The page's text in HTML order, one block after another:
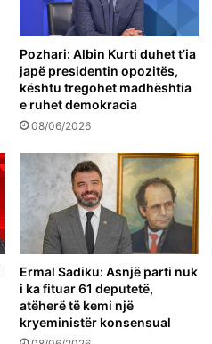
Pozhari: Albin Kurti duhet t’ia
japë presidentin opozitës,
kështu tregohet madhështia
e ruhet demokracia
08/06/2026
Ermal Sadiku: Asnjë parti nuk
i ka fituar 61 deputetë,
atëherë të kemi një
kryeministër konsensual